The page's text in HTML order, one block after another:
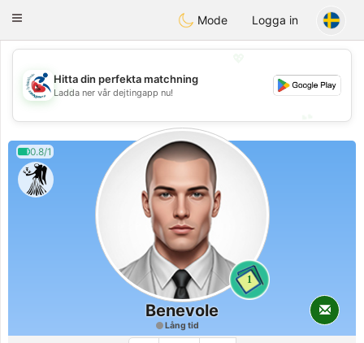
Handi Space
Toggle
Mode Logga in
💖
💕
Hitta din perfekta matchning
Ladda ner vår dejtingapp nu!
0.8/1
1
Benevole
Lång tid